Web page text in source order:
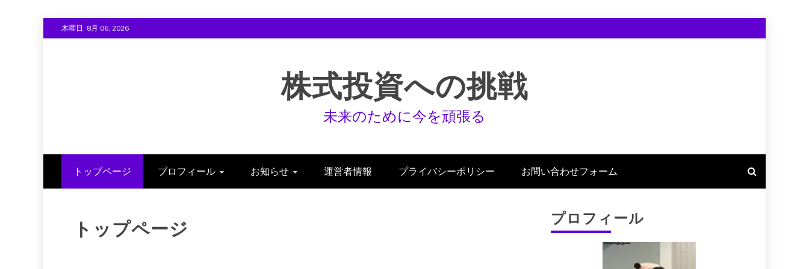
to
木曜日, 8月 06, 2026
株式投資への挑戦
未来のために今を頑張る
トップページ プロフィール お知らせ 運営者情報 プライバシーポリシー お問い合わせフォーム
トップページ プロフィール